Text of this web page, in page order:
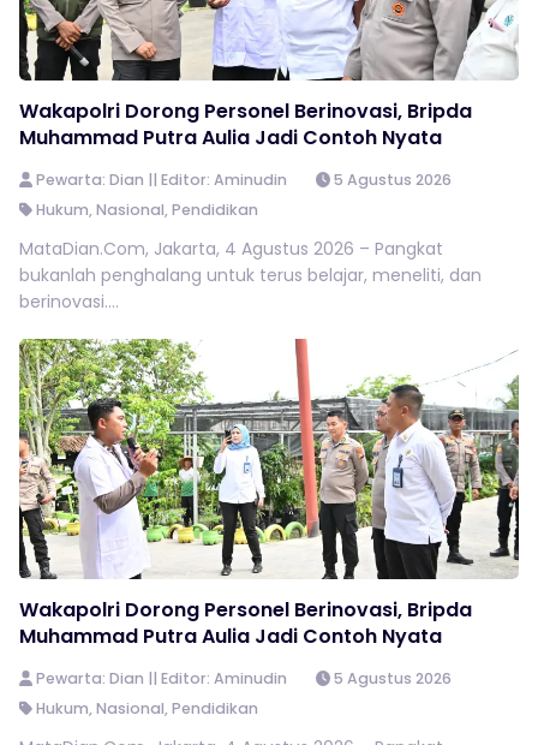
Wakapolri Dorong Personel Berinovasi, Bripda
Muhammad Putra Aulia Jadi Contoh Nyata
Pewarta: Dian || Editor: Aminudin
5 Agustus 2026
Hukum, Nasional, Pendidikan
MataDian.Com, Jakarta, 4 Agustus 2026 – Pangkat
bukanlah penghalang untuk terus belajar, meneliti, dan
berinovasi....
Wakapolri Dorong Personel Berinovasi, Bripda
Muhammad Putra Aulia Jadi Contoh Nyata
Pewarta: Dian || Editor: Aminudin
5 Agustus 2026
Hukum, Nasional, Pendidikan